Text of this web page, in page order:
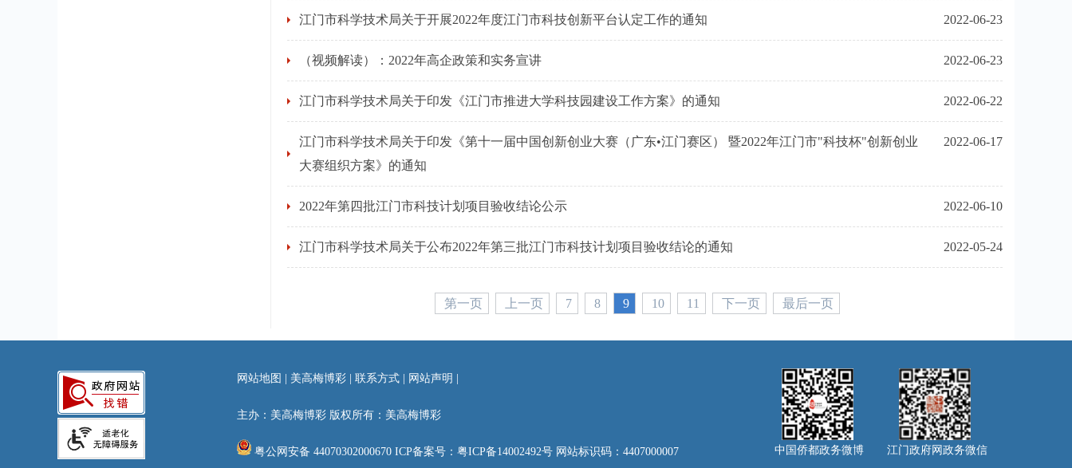
江门市科学技术局关于开展2022年度江门市科技创新平台认定工作的通知 2022-06-23
（视频解读）：2022年高企政策和实务宣讲 2022-06-23
江门市科学技术局关于印发《江门市推进大学科技园建设工作方案》的通知 2022-06-22
江门市科学技术局关于印发《第十一届中国创新创业大赛（广东•江门赛区） 暨2022年江门市"科技杯"创新创业
大赛组织方案》的通知
2022-06-17
2022年第四批江门市科技计划项目验收结论公示 2022-06-10
江门市科学技术局关于公布2022年第三批江门市科技计划项目验收结论的通知 2022-05-24
第一页 上一页 7 8 9 10 11 下一页 最后一页
网站地图 美高梅博彩 联系方式 网站声明
主办：美高梅博彩 版权所有：美高梅博彩
粤公网安备 44070302000670 ICP备案号：粤ICP备14002492号 网站标识码：4407000007 中国侨都政务微博 江门政府网政务微信